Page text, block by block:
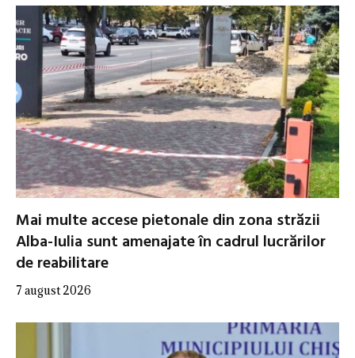
Mai multe accese pietonale din zona străzii
Alba-Iulia sunt amenajate în cadrul lucrărilor
de reabilitare
7 august 2026